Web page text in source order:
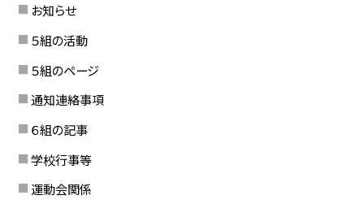
お知らせ
５組の活動
５組のページ
通知連絡事項
６組の記事
学校行事等
運動会関係